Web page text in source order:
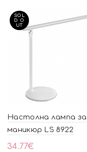
SOL
D O
UT
Настолна лампа за
маникюр LS 8922
34.77€